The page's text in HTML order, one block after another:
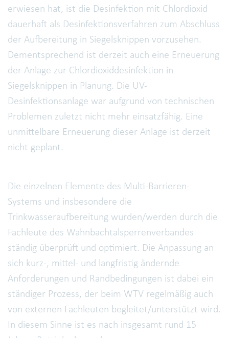
erwiesen hat, ist die Desinfektion mit Chlordioxid
dauerhaft als Desinfektionsverfahren zum Abschluss
der Aufbereitung in Siegelsknippen vorzusehen.
Dementsprechend ist derzeit auch eine Erneuerung
der Anlage zur Chlordioxiddesinfektion in
Siegelsknippen in Planung. Die UV-
Desinfektionsanlage war aufgrund von technischen
Problemen zuletzt nicht mehr einsatzfähig. Eine
unmittelbare Erneuerung dieser Anlage ist derzeit
nicht geplant.
Die einzelnen Elemente des Multi-Barrieren-
Systems und insbesondere die
Trinkwasseraufbereitung wurden/werden durch die
Fachleute des Wahnbachtalsperrenverbandes
ständig überprüft und optimiert. Die Anpassung an
sich kurz-, mittel- und langfristig ändernde
Anforderungen und Randbedingungen ist dabei ein
ständiger Prozess, der beim WTV regelmäßig auch
von externen Fachleuten begleitet/unterstützt wird.
In diesem Sinne ist es nach insgesamt rund 15